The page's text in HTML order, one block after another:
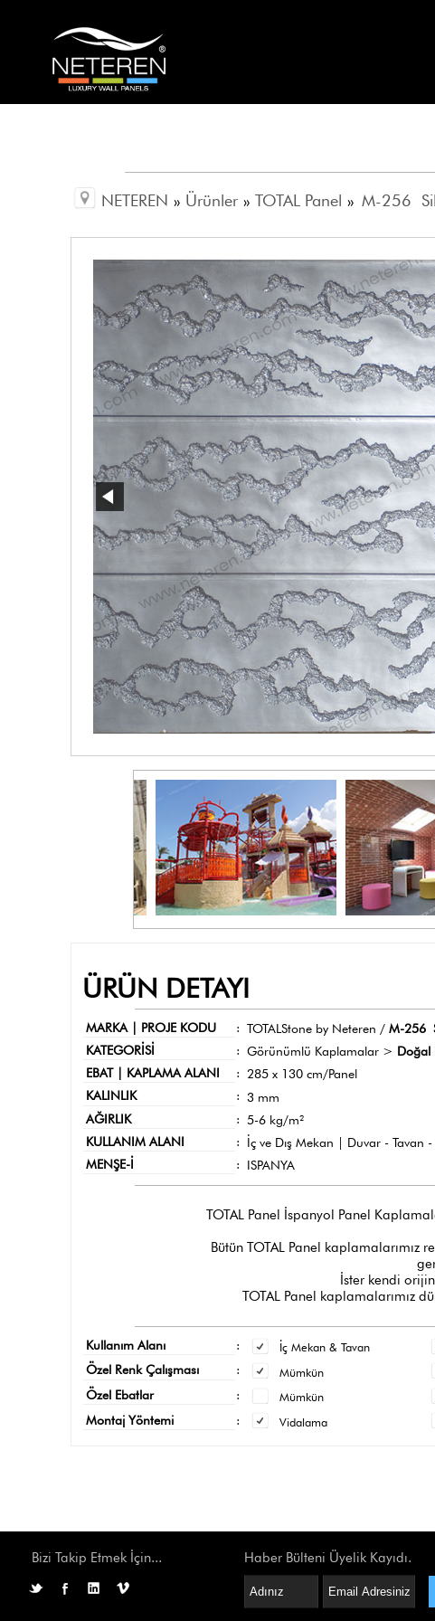
NETEREN » Ürünler » TOTAL Panel » M-256
ÜRÜN DETAYI
MARKA | PROJE KODU : TOTALStone by Neteren / M-256
KATEGORİSİ
: Görünümlü Kaplamalar > Doğal
EBAT | KAPLAMA ALANI
: 285 x 130 cm/Panel
KALINLIK
: 3 mm
AĞIRLIK
: 5-6 kg/m²
KULLANIM ALANI
: İç ve Dış Mekan | Duvar - Tavan -
MENŞE-İ
: ISPANYA
TOTAL Panel İspanyol Panel
Bütün TOTAL Panel
İster kendi
TOTAL Panel kaplamalarımız
Kullanım Alanı : İç Mekan & Tavan
Özel Renk Çalışması
: Mümkün
Özel Ebatlar
: Mümkün
Montaj Yöntemi
: Vidalama
Bizi Takip Etmek İçin... Haber Bülteni Üyelik Kayıdı.